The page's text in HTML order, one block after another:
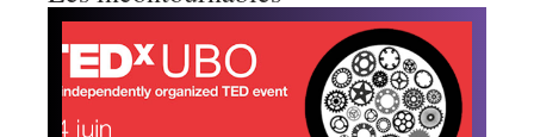
News 10 mars 2026
Un cachalot s’est échoué quai
Saint-Cyr à Rennes